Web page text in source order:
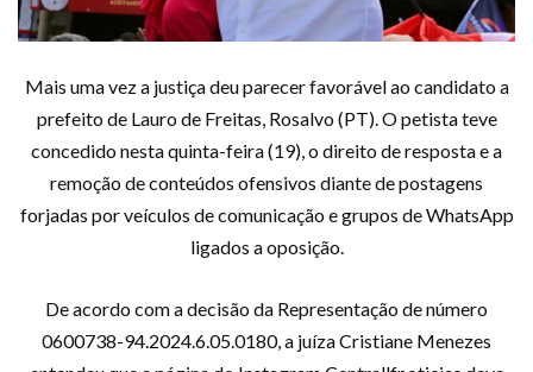
Mais uma vez a justiça deu parecer favorável ao candidato a
prefeito de Lauro de Freitas, Rosalvo (PT). O petista teve
concedido nesta quinta-feira (19), o direito de resposta e a
remoção de conteúdos ofensivos diante de postagens
forjadas por veículos de comunicação e grupos de WhatsApp
ligados a oposição.
De acordo com a decisão da Representação de número
0600738-94.2024.6.05.0180, a juíza Cristiane Menezes